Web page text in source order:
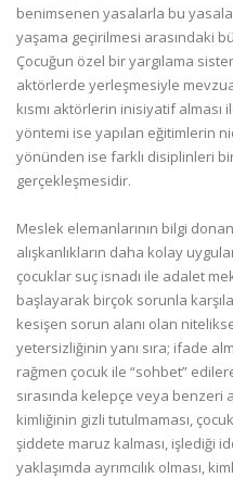
benimsenen yasalarla bu
yaşama geçirilmesi arasındaki
Çocuğun özel bir yargılama
aktörlerde yerleşmesiyle
kısmı aktörlerin inisiyatif
yöntemi ise yapılan eğitimlerin
yönünden ise farklı disiplinleri
gerçekleşmesidir.
Meslek elemanlarının bilgi
alışkanlıkların daha kolay
çocuklar suç isnadı ile adalet
başlayarak birçok sorunla
kesişen sorun alanı olan
yetersizliğinin yanı sıra; ifade
rağmen çocuk ile “sohbet”
sırasında kelepçe veya benzeri
kimliğinin gizli tutulmaması,
şiddete maruz kalması, işlediği
yaklaşımda ayrımcılık olması,